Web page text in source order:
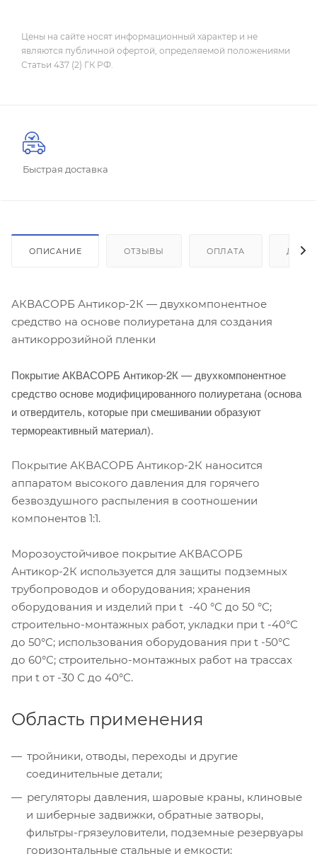
Цены на сайте носят информационный характер и не
являются публичной офертой, определяемой положениями
Статьи 437 (2) ГК РФ.
Быстрая доставка
ОПИСАНИЕ ОТЗЫВЫ ОПЛАТА
АКВАСОРБ Антикор-2К — двухкомпонентное
средство на основе полиуретана для создания
антикоррозийной пленки
Покрытие АКВАСОРБ Антикор-2К — двухкомпонентное
средство основе модифицированного полиуретана (основа
и отвердитель, которые при смешивании образуют
термореактивный материал).
Покрытие АКВАСОРБ Антикор-2К наносится
аппаратом высокого давления для горячего
безвоздушного распыления в соотношении
компонентов 1:1.
Морозоустойчивое покрытие АКВАСОРБ
Антикор-2К используется для защиты подземных
трубопроводов и оборудования; хранения
оборудования и изделий при t -40 °С до 50 °С;
строительно-монтажных работ, укладки при t -40°С
до 50°С; использования оборудования при t -50°С
до 60°С; строительно-монтажных работ на трассах
при t от -30 С до 40°С.
Область применения
тройники, отводы, переходы и другие
соединительные детали;
регуляторы давления, шаровые краны, клиновые
и шиберные задвижки, обратные затворы,
фильтры-грязеуловители, подземные резервуары
горизонтальные стальные и емкости;